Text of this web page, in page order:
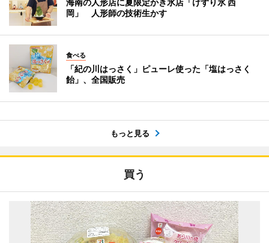
海南の人形店に夏限定かき氷店「けずり氷 西
岡」 人形師の技術生かす
食べる
「紀の川はっさく」ピューレ使った「塩はっさく
飴」、全国販売
もっと見る
買う